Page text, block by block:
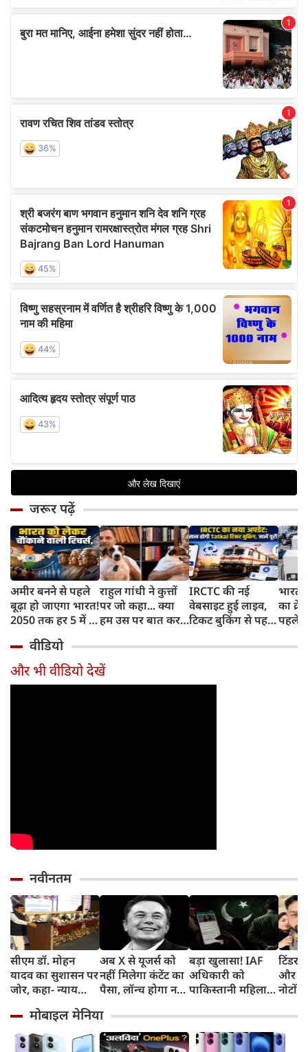
जरूर पढ़ें
अमीर बनने से पहले
बूढ़ा हो जाएगा भारत!
2050 तक हर 5 में 1
साल से ज्यादा उम्र का
राहुल गांधी ने कुत्तों
पर जो कहा... क्या
हम उस पर बात कर
IRCTC की नई
वेबसाइट हुई लाइव,
टिकट बुकिंग से पहले
काम, जानें पूरा
भारत
का
पहले
और
वीडियो
और भी वीडियो देखें
नवीनतम
सीएम डॉ. मोहन
यादव का सुशासन पर
जोर, कहा- न्याय
लिए प्रतिबद्ध है
सरकार
अब X से यूजर्स को
नहीं मिलेगा कंटेंट का
पैसा, लॉन्‍च होगा नया
शर्त
बड़ा खुलासा! IAF
अधिकारी को
पाकिस्तानी महिला
हनीट्रैफ का शिकार,
गिरफ्तार
टिंडर
और
नोटों
का
करोड़
मोबाइल मेनिया